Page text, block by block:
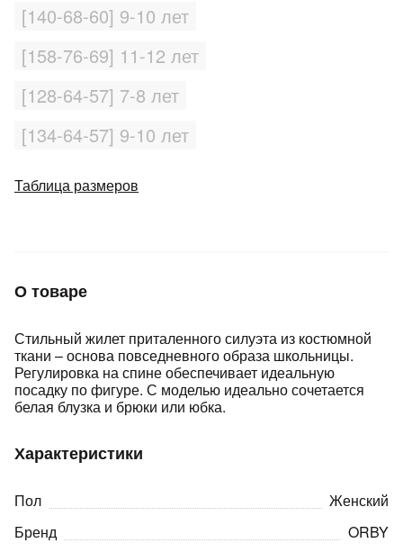
[140-68-60] 9-10 лет
[158-76-69] 11-12 лет
[128-64-57] 7-8 лет
[134-64-57] 9-10 лет
Таблица размеров
О товаре
Стильный жилет приталенного силуэта из костюмной
ткани – основа повседневного образа школьницы.
Регулировка на спине обеспечивает идеальную
посадку по фигуре. С моделью идеально сочетается
белая блузка и брюки или юбка.
Характеристики
Пол
Женский
Бренд
ORBY
об оплате Плайтом
недели
8 800 302-02-51